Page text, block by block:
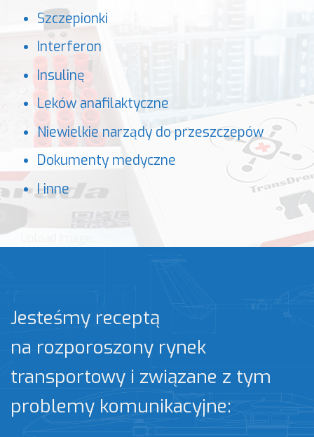
Szczepionki
Interferon
Insulinę
Leków anafilaktyczne
Niewielkie narządy do przeszczepów
Dokumenty medyczne
I inne
Jesteśmy receptą
na rozporoszony rynek
transportowy i związane z tym
problemy komunikacyjne: